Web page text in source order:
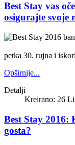
Best Stay vas
osigurajte svoje
petka 30. rujna i
Opširnije...
Detalji
Kreirano: 26
Best Stay 2016:
gosta?